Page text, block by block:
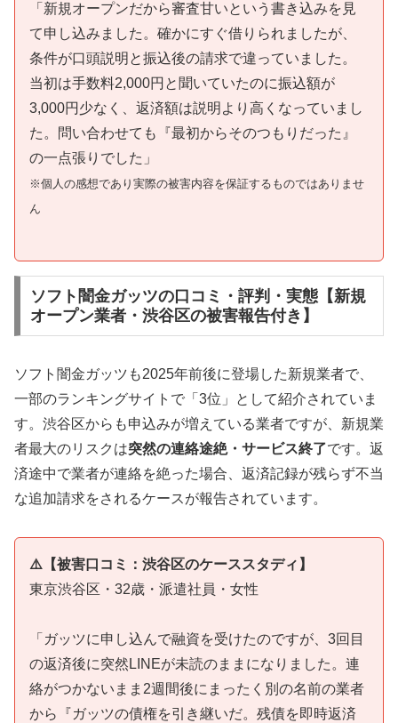
「新規オープンだから審査甘いという書き込みを見
て申し込みました。確かにすぐ借りられましたが、
条件が口頭説明と振込後の請求で違っていました。
当初は手数料2,000円と聞いていたのに振込額が
3,000円少なく、返済額は説明より高くなっていまし
た。問い合わせても『最初からそのつもりだった』
の一点張りでした」
※個人の感想であり実際の被害内容を保証するものではありませ
ん
ソフト闇金ガッツの口コミ・評判・実態【新規
オープン業者・渋谷区の被害報告付き】
ソフト闇金ガッツも2025年前後に登場した新規業者で、
一部のランキングサイトで「3位」として紹介されていま
す。渋谷区からも申込みが増えている業者ですが、新規業
者最大のリスクは突然の連絡途絶・サービス終了です。返
済途中で業者が連絡を絶った場合、返済記録が残らず不当
な追加請求をされるケースが報告されています。
⚠️【被害口コミ：渋谷区のケーススタディ】
東京渋谷区・32歳・派遣社員・女性
「ガッツに申し込んで融資を受けたのですが、3回目
の返済後に突然LINEが未読のままになりました。連
絡がつかないまま2週間後にまったく別の名前の業者
から『ガッツの債権を引き継いだ。残債を即時返済